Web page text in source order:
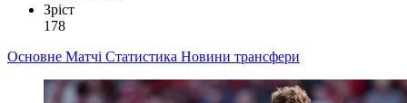
Зріст
178
Основне Матчі Статистика Новини трансфери